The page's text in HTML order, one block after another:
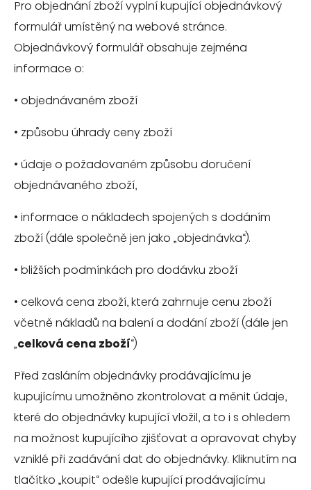
Pro objednání zboží vyplní kupující objednávkový
formulář umístěný na webové stránce.
Objednávkový formulář obsahuje zejména
informace o:
• objednávaném zboží
• způsobu úhrady ceny zboží
• údaje o požadovaném způsobu doručení
objednávaného zboží,
• informace o nákladech spojených s dodáním
zboží (dále společně jen jako „objednávka“).
• bližších podmínkách pro dodávku zboží
• celková cena zboží, která zahrnuje cenu zboží
včetně nákladů na balení a dodání zboží (dále jen
„celková cena zboží“)
Před zasláním objednávky prodávajícímu je
kupujícímu umožněno zkontrolovat a měnit údaje,
které do objednávky kupující vložil, a to i s ohledem
na možnost kupujícího zjišťovat a opravovat chyby
vzniklé při zadávání dat do objednávky. Kliknutím na
tlačítko „koupit“ odešle kupující prodávajícímu